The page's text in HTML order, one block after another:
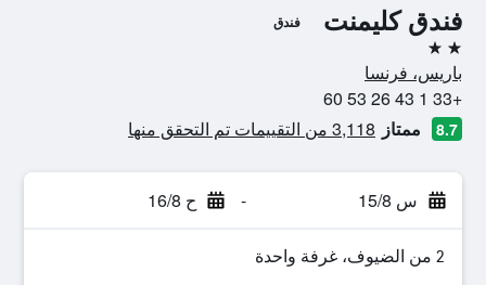
فندق كليمنت فندق
2 نجمتين
باريس، فرنسا
+33 1 43 26 53 60
8.7 ممتاز 3,118 من التقييمات تم التحقق منها
س 15/8 - ح 16/8
2 من الضيوف، غرفة واحدة